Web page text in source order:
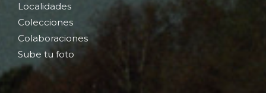
Localidades
Colecciones
Colaboraciones
Sube tu foto